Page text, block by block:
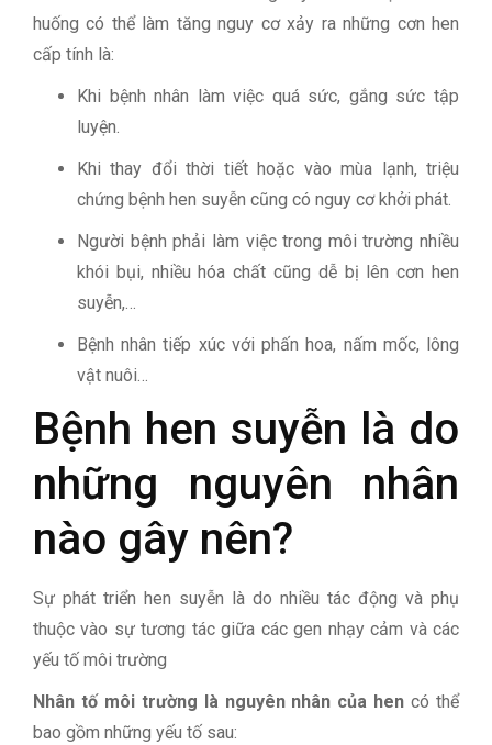
huống có thể làm tăng nguy cơ xảy ra những cơn hen
cấp tính là:
Khi bệnh nhân làm việc quá sức, gắng sức tập
luyện.
Khi thay đổi thời tiết hoặc vào mùa lạnh, triệu
chứng bệnh hen suyễn cũng có nguy cơ khởi phát.
Người bệnh phải làm việc trong môi trường nhiều
khói bụi, nhiều hóa chất cũng dễ bị lên cơn hen
suyễn,…
Bệnh nhân tiếp xúc với phấn hoa, nấm mốc, lông
vật nuôi…
Bệnh hen suyễn là do
những nguyên nhân
nào gây nên?
Sự phát triển hen suyễn là do nhiều tác động và phụ
thuộc vào sự tương tác giữa các gen nhạy cảm và các
yếu tố môi trường
Nhân tố môi trường là nguyên nhân của hen có thể
bao gồm những yếu tố sau: